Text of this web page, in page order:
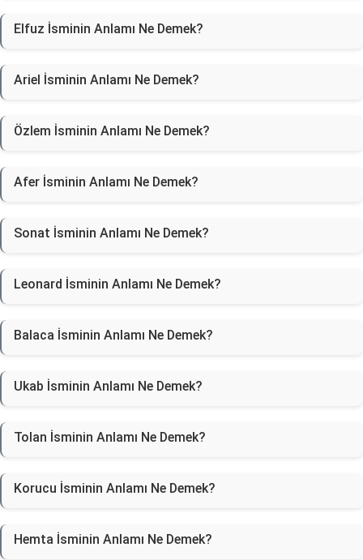
Elfuz İsminin Anlamı Ne Demek?
Ariel İsminin Anlamı Ne Demek?
Özlem İsminin Anlamı Ne Demek?
Afer İsminin Anlamı Ne Demek?
Sonat İsminin Anlamı Ne Demek?
Leonard İsminin Anlamı Ne Demek?
Balaca İsminin Anlamı Ne Demek?
Ukab İsminin Anlamı Ne Demek?
Tolan İsminin Anlamı Ne Demek?
Korucu İsminin Anlamı Ne Demek?
Hemta İsminin Anlamı Ne Demek?